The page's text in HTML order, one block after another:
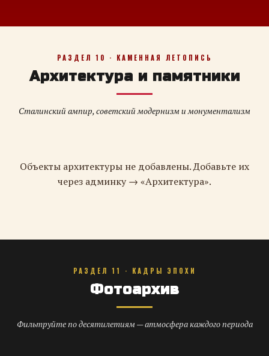
РАЗДЕЛ 10 · КАМЕННАЯ ЛЕТОПИСЬ
Архитектура и памятники
Сталинский ампир, советский модернизм и монументализм
Объекты архитектуры не добавлены. Добавьте их
через админку → «Архитектура».
РАЗДЕЛ 11 · КАДРЫ ЭПОХИ
Фотоархив
Фильтруйте по десятилетиям — атмосфера каждого периода